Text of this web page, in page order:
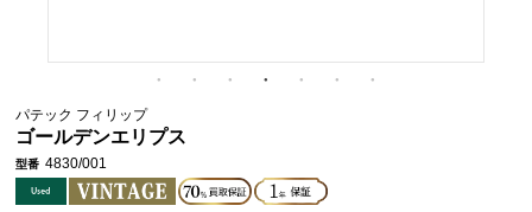
パテック フィリップ
ゴールデンエリプス
型番 4830/001